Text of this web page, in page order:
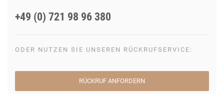
+49 (0) 721 98 96 380
ODER NUTZEN SIE UNSEREN RÜCKRUFSERVICE: